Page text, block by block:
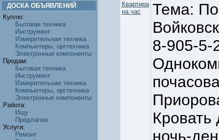
ДОСКА ОБЪЯВЛЕНИЙ
Куплю:
Бытовая техника
Инструмент
Измерительная техника
Компьютеры, оргтехника
Электронные компоненты
Продам:
Бытовая техника
Инструмент
Измерительная техника
Компьютеры, оргтехника
Электронные компоненты
Работа:
Ищу
Предлагаю
Услуги:
Ремонт
Квартира
на час
Тема:
8-905-5-
Кровать
ночь-